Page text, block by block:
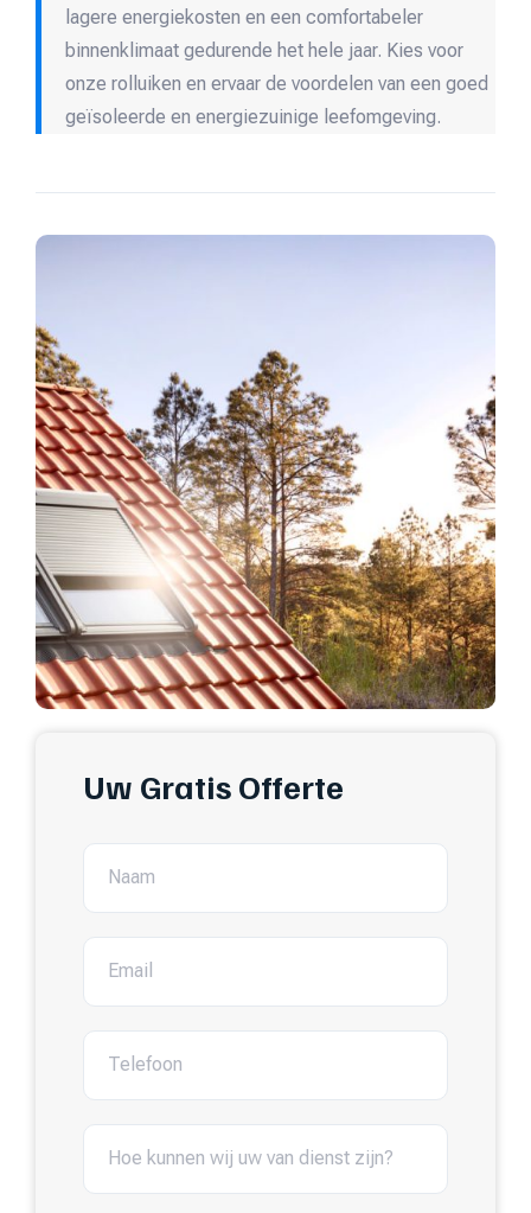
lagere energiekosten en een comfortabeler
binnenklimaat gedurende het hele jaar. Kies voor
onze rolluiken en ervaar de voordelen van een goed
geïsoleerde en energiezuinige leefomgeving.
Uw Gratis Offerte